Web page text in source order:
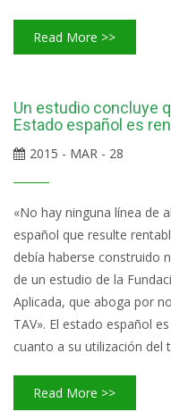
Read More >>
Un estudio concluye
Estado español es
2015 - MAR - 28
«No hay ninguna línea de
español que resulte
debía haberse construido
de un estudio de la
Aplicada, que aboga por
TAV». El estado español
cuanto a su utilización del
Read More >>